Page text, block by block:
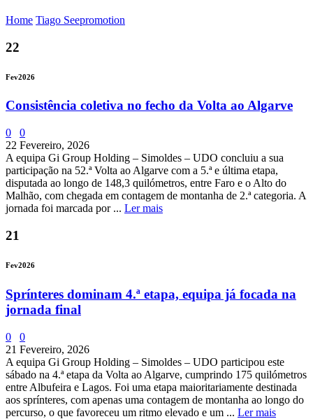
Home Tiago Seepromotion
22
Fev2026
Consistência coletiva no fecho da Volta ao Algarve
0
0
22 Fevereiro, 2026
A equipa Gi Group Holding – Simoldes – UDO concluiu a sua
participação na 52.ª Volta ao Algarve com a 5.ª e última etapa,
disputada ao longo de 148,3 quilómetros, entre Faro e o Alto do
Malhão, com chegada em contagem de montanha de 2.ª categoria. A
jornada foi marcada por ... Ler mais
21
Fev2026
Sprínteres dominam 4.ª etapa, equipa já focada na
jornada final
0
0
21 Fevereiro, 2026
A equipa Gi Group Holding – Simoldes – UDO participou este
sábado na 4.ª etapa da Volta ao Algarve, cumprindo 175 quilómetros
entre Albufeira e Lagos. Foi uma etapa maioritariamente destinada
aos sprínteres, com apenas uma contagem de montanha ao longo do
percurso, o que favoreceu um ritmo elevado e um ... Ler mais